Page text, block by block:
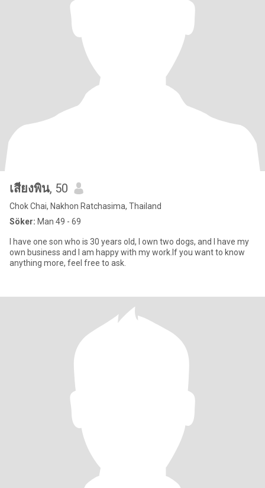
เสียงพิน, 50
Chok Chai, Nakhon Ratchasima, Thailand
Söker: Man 49 - 69
I have one son who is 30 years old, I own two dogs, and I have my
own business and I am happy with my work.If you want to know
anything more, feel free to ask.